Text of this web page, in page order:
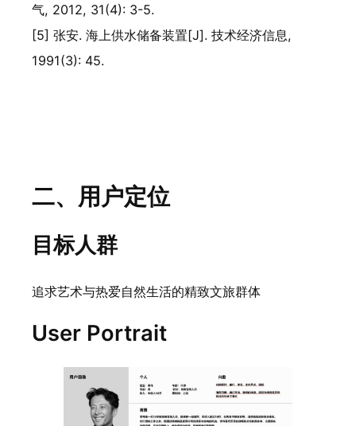
气, 2012, 31(4): 3-5.
[5] 张安. 海上供水储备装置[J]. 技术经济信息,
1991(3): 45.
二、用户定位
目标人群
追求艺术与热爱自然生活的精致文旅群体
User Portrait